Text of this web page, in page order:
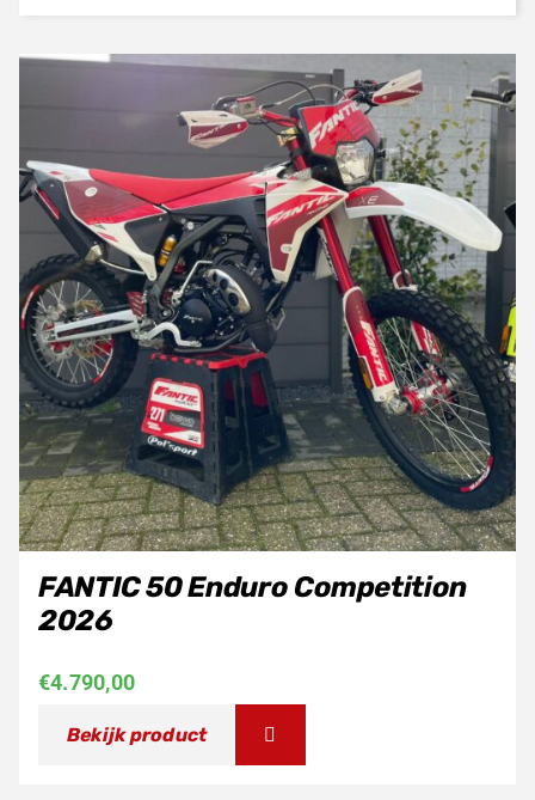
FANTIC 50 Enduro Competition
2026
€4.790,00
Bekijk product